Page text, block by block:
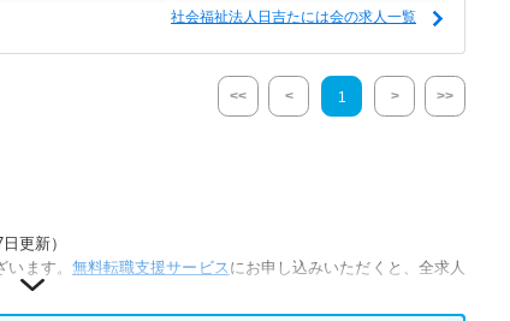
社会福祉法人日吉たには会の求人一覧
<< < 1 > >>
更新）
います。 無料転職支援サービス にお申し込みいただくと、全求人